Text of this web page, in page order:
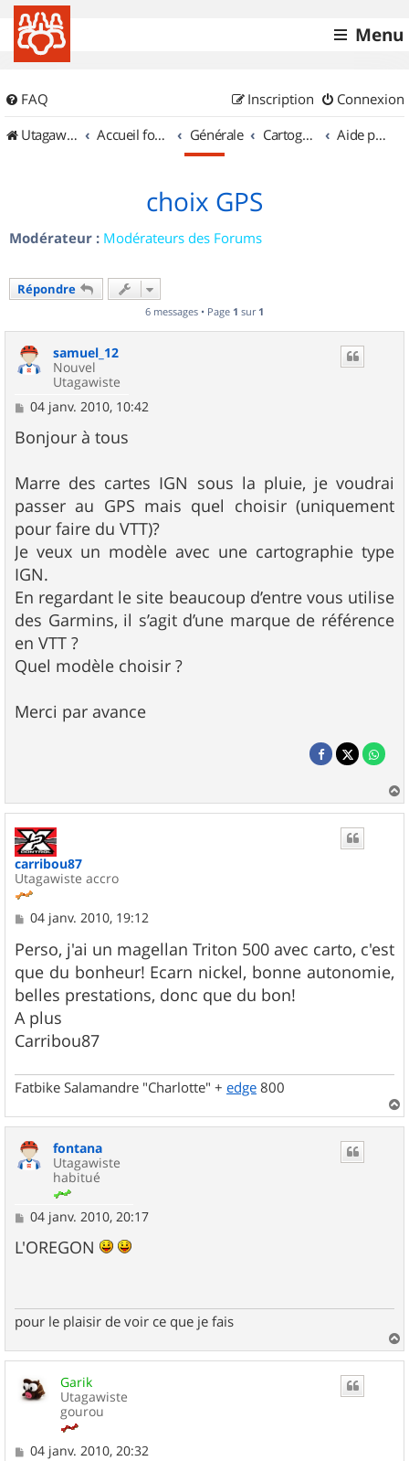
Menu
FAQ Connexion
Inscription
UtagawaVTT (Randos VTT et VTTAE avec traces GPS)
Accueil forum Générale Cartographie et GPS Aide pour l'achat d'un GPS
choix GPS
Modérateur : Modérateurs des Forums
Répondre
6 messages • Page 1 sur 1
samuel_12
Nouvel
Utagawiste
M
s
s
g
e
04 janv. 2010, 10:42
Bonjour à tous
Marre des cartes IGN sous la pluie, je voudrai
passer au GPS mais quel choisir (uniquement
pour faire du VTT)?
Je veux un modèle avec une cartographie type
IGN.
En regardant le site beaucoup d’entre vous utilise
des Garmins, il s’agit d’une marque de référence
en VTT ?
Quel modèle choisir ?
Merci par avance
a
carribou87
Utagawiste accro
M
s
s
a
g
e
04 janv. 2010, 19:12
Perso, j'ai un magellan Triton 500 avec carto, c'est
que du bonheur! Ecarn nickel, bonne autonomie,
belles prestations, donc que du bon!
A plus
Carribou87
Fatbike Salamandre "Charlotte" + edge 800
a
fontana
Utagawiste
habitué
M
s
s
04 janv. 2010, 20:17
L'OREGON
pour le plaisir de voir ce que je fais
a
Garik
Utagawiste
gourou
M
04 janv. 2010, 20:32